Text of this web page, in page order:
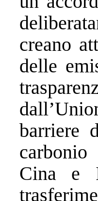
creano
delle
barriere
carbonio
Cina e